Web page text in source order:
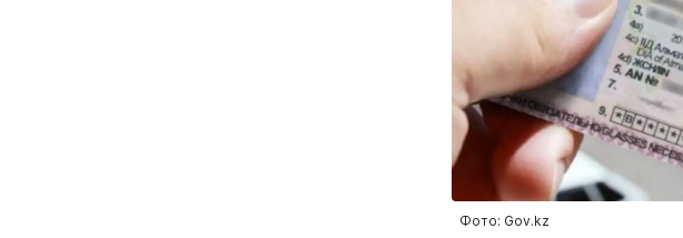
Фото: Gov.kz